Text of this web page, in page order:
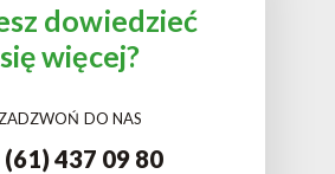
dowiedzieć
się więcej?
ZADZWOŃ DO NAS
(61) 437 09 80